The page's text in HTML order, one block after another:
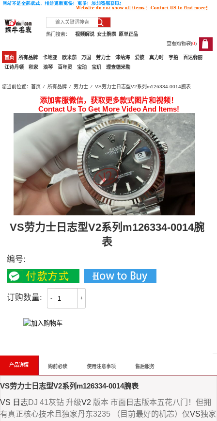
热门搜索： 原单正品
女士腕表
视频解说
查看购物袋(0)
0
首页 所有品牌 卡地亚 欧米茄 万国 劳力士 沛纳海 爱彼 真力时 宇舶
百达翡丽
江诗丹顿
积家 浪琴 百年灵 宝珀 宝玑 理查德米勒
您当前位置：首页 ⁄所有品牌 ⁄劳力士 ⁄ VS劳力士日志型V2系列m126334-0014腕表
添加客服微信，获取更多款式图片和视频！
Contact Us To Get More Video And Items!
VS劳力士日志型V2系列m126334-0014腕
表
编号:
订购数量: - +
产品详情 购前必读 使用注意事项 售后服务
VS劳力士日志型V2系列m126334-0014腕表
VS 日志DJ 41灰钻 升级V2 版本 市面 日志版本五花八门！但拥
有真正核心技术且独家丹东3235 （目前最好的机芯）仅VS独家